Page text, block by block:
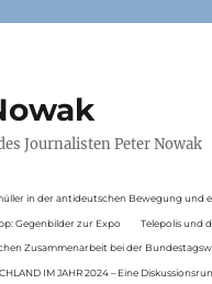
Journalisten Peter Nowak
in der antideutschen Bewegung und
Gegenbilder zur Expo Telepolis und
Zusammenarbeit bei der
IM JAHR 2024 – Eine